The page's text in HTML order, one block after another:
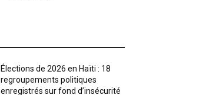
Élections de 2026 en Haïti : 18
regroupements politiques
enregistrés sur fond d’insécurité